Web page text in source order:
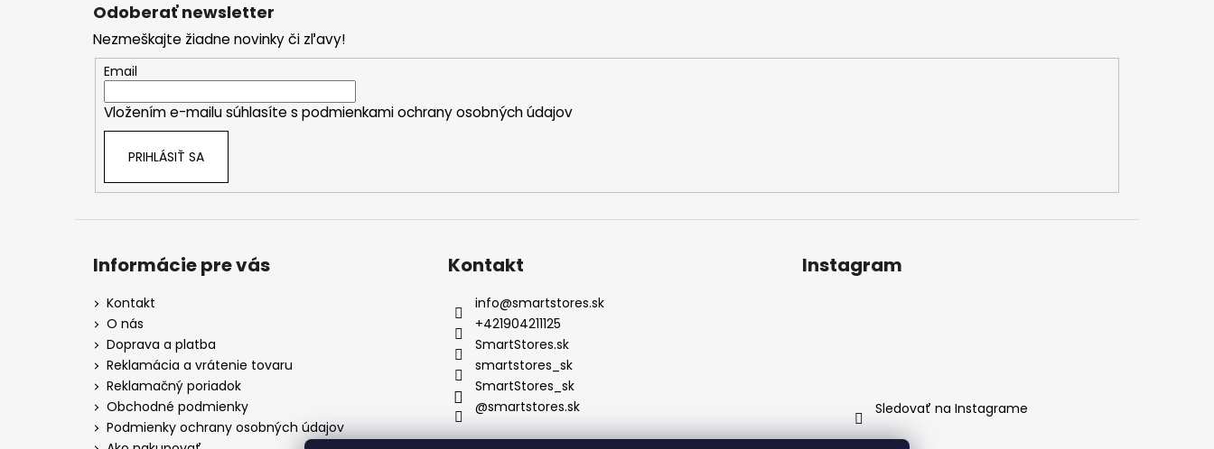
Odoberať newsletter
Nezmeškajte žiadne novinky či zľavy!
Email
Vložením e-mailu súhlasíte s podmienkami ochrany osobných údajov
PRIHLÁSIŤ SA
Informácie pre vás
Kontakt
O nás
Doprava a platba
Reklamácia a vrátenie tovaru
Reklamačný poriadok
Obchodné podmienky
Podmienky ochrany osobných údajov
Kontakt
info@smartstores.sk
+421904211125
SmartStores.sk
smartstores_sk
SmartStores_sk
@smartstores.sk
Instagram
Sledovať na Instagrame